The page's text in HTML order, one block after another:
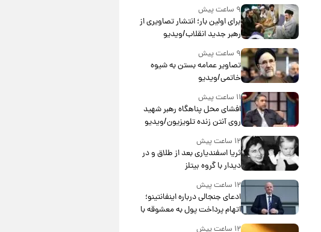
۹ ساعت پیش
برای اولین بار؛ انتشار تصاویری از
رهبر جدید انقلاب/ویدیو
۹ ساعت پیش
تصاویر عمامه بستن به شیوه
خاتمی/ویدیو
۱۱ ساعت پیش
افشای محل پناهگاه‌ رهبر شهید
روی آنتن زنده تلویزیون/ویدیو
۱۲ ساعت پیش
ثریا اسفندیاری بعد از طلاق و در
دیدار با گروه بیتلز
۱۲ ساعت پیش
ادعای جنجالی درباره اینفانتینو؛
اتهام پرداخت پول به معشوقه با
درآمد یوفا
۱۲ ساعت پیش